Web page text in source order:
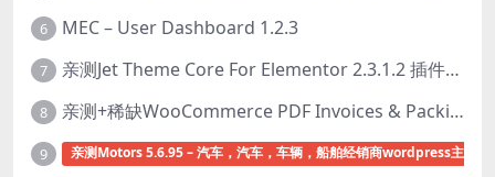
6 MEC – User Dashboard 1.2.3
7 亲测Jet Theme Core For Elementor 2.3.1.2 插件下载
8 亲测+稀缺WooCommerce PDF Invoices & Packing Slips Professional v2.20.0 + Templates v2.25.1 [by WpOverNight] WooCommerce PDF 发票和装箱单插件下载
9 亲测Motors 5.6.95 – 汽车，汽车，车辆，船舶经销商wordpress主题下